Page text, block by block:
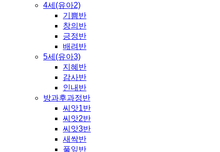
4세(유아2)
기쁨반
창의반
긍정반
배려반
5세(유아3)
지혜반
감사반
인내반
방과후과정반
씨앗1반
씨앗2반
씨앗3반
새싹반
풀잎반